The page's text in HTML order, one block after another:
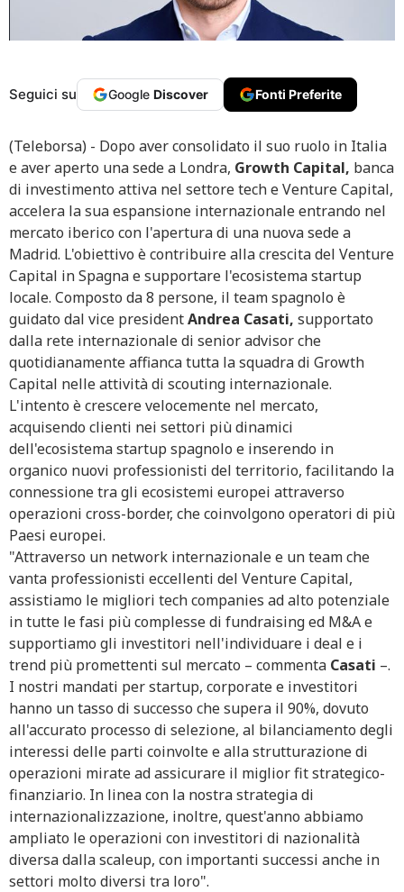
Seguici su Google Discover Fonti Preferite
(Teleborsa) - Dopo aver consolidato il suo ruolo in Italia
e aver aperto una sede a Londra, Growth Capital, banca
di investimento attiva nel settore tech e Venture Capital,
accelera la sua espansione internazionale entrando nel
mercato iberico con l'apertura di una nuova sede a
Madrid. L'obiettivo è contribuire alla crescita del Venture
Capital in Spagna e supportare l'ecosistema startup
locale. Composto da 8 persone, il team spagnolo è
guidato dal vice presidentAndrea Casati, supportato
dalla rete internazionale di senior advisor che
quotidianamente affianca tutta la squadra di Growth
Capital nelle attività di scouting internazionale.
L'intento è crescere velocemente nel mercato,
acquisendo clienti nei settori più dinamici
dell'ecosistema startup spagnolo e inserendo in
organico nuovi professionisti del territorio, facilitando la
connessione tra gli ecosistemi europei attraverso
operazioni cross-border, che coinvolgono operatori di più
Paesi europei.
"Attraverso un network internazionale e un team che
vanta professionisti eccellenti del Venture Capital,
assistiamo le migliori tech companies ad alto potenziale
in tutte le fasi più complesse di fundraising ed M&A e
supportiamo gli investitori nell'individuare i deal e i
trend più promettenti sul mercato – commenta Casati –.
I nostri mandati per startup, corporate e investitori
hanno un tasso di successo che supera il 90%, dovuto
all'accurato processo di selezione, al bilanciamento degli
interessi delle parti coinvolte e alla strutturazione di
operazioni mirate ad assicurare il miglior fit strategico-
finanziario. In linea con la nostra strategia di
internazionalizzazione, inoltre, quest'anno abbiamo
ampliato le operazioni con investitori di nazionalità
diversa dalla scaleup, con importanti successi anche in
settori molto diversi tra loro".